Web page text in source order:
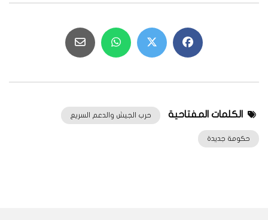
الكلمات المفتاحية حرب الجيش والدعم السريع
حكومة جديدة